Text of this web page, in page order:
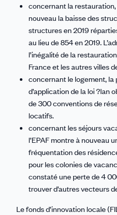
concernant la
nouveau la baisse des
structures en 2019
au lieu de 854 en 2019.
l’inégalité de la
France et les autres villes
concernant le logement,
d’application de la loi ?lan
de 300 conventions de
locatifs.
concernant les séjours
l’EPAF montre à nouveau
fréquentation des
pour les colonies de
constaté une perte de 4
trouver d’autres vecteurs
Le fonds d’innovation locale